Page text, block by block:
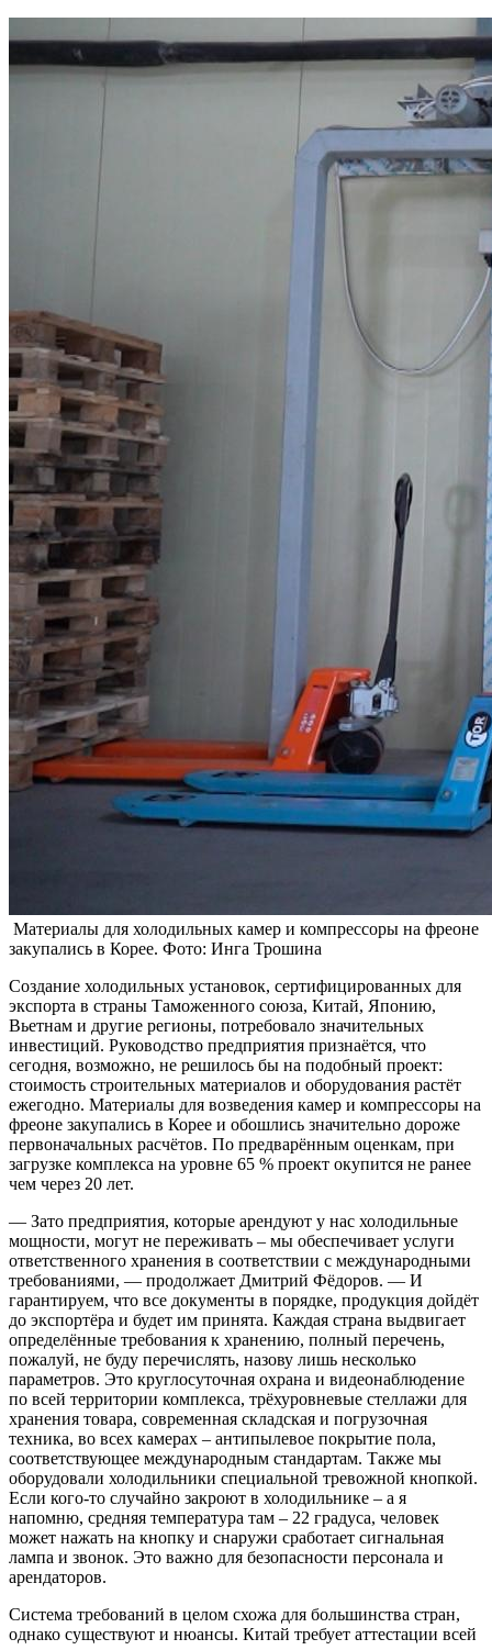
Материалы для холодильных камер и компрессоры на фреоне
закупались в Корее. Фото: Инга Трошина
Создание холодильных установок, сертифицированных для
экспорта в страны Таможенного союза, Китай, Японию,
Вьетнам и другие регионы, потребовало значительных
инвестиций. Руководство предприятия признаётся, что
сегодня, возможно, не решилось бы на подобный проект:
стоимость строительных материалов и оборудования растёт
ежегодно. Материалы для возведения камер и компрессоры на
фреоне закупались в Корее и обошлись значительно дороже
первоначальных расчётов. По предварённым оценкам, при
загрузке комплекса на уровне 65 % проект окупится не ранее
чем через 20 лет.
— Зато предприятия, которые арендуют у нас холодильные
мощности, могут не переживать – мы обеспечивает услуги
ответственного хранения в соответствии с международными
требованиями, — продолжает Дмитрий Фёдоров. — И
гарантируем, что все документы в порядке, продукция дойдёт
до экспортёра и будет им принята. Каждая страна выдвигает
определённые требования к хранению, полный перечень,
пожалуй, не буду перечислять, назову лишь несколько
параметров. Это круглосуточная охрана и видеонаблюдение
по всей территории комплекса, трёхуровневые стеллажи для
хранения товара, современная складская и погрузочная
техника, во всех камерах – антипылевое покрытие пола,
соответствующее международным стандартам. Также мы
оборудовали холодильники специальной тревожной кнопкой.
Если кого-то случайно закроют в холодильнике – а я
напомню, средняя температура там – 22 градуса, человек
может нажать на кнопку и снаружи сработает сигнальная
лампа и звонок. Это важно для безопасности персонала и
арендаторов.
Система требований в целом схожа для большинства стран,
однако существуют и нюансы. Китай требует аттестации всей